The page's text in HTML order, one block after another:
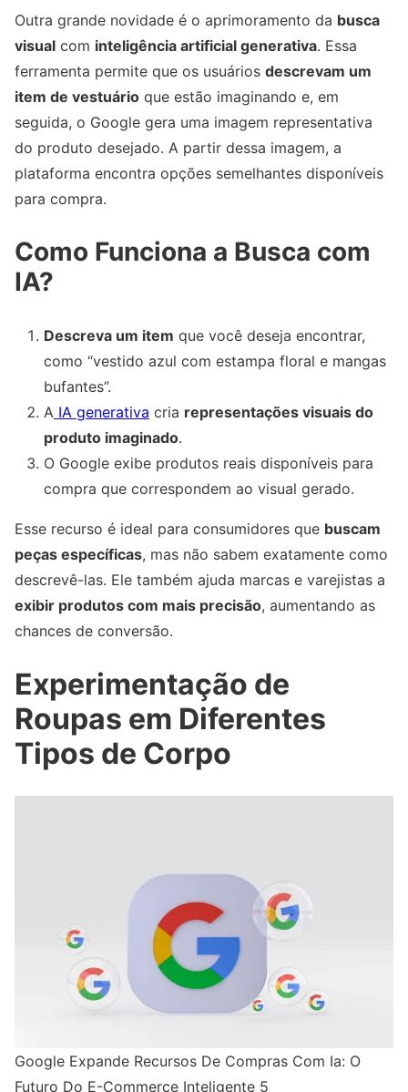
Outra grande novidade é o aprimoramento da busca
visual com inteligência artificial generativa. Essa
ferramenta permite que os usuários descrevam um
item de vestuário que estão imaginando e, em
seguida, o Google gera uma imagem representativa
do produto desejado. A partir dessa imagem, a
plataforma encontra opções semelhantes disponíveis
para compra.
Como Funciona a Busca com
IA?
Descreva um item que você deseja encontrar,
como “vestido azul com estampa floral e mangas
bufantes”.
A IA generativa cria representações visuais do
produto imaginado.
O Google exibe produtos reais disponíveis para
compra que correspondem ao visual gerado.
Esse recurso é ideal para consumidores que buscam
peças específicas, mas não sabem exatamente como
descrevê-las. Ele também ajuda marcas e varejistas a
exibir produtos com mais precisão, aumentando as
chances de conversão.
Experimentação de
Roupas em Diferentes
Tipos de Corpo
Google Expande Recursos De Compras Com Ia: O
Futuro Do E-Commerce Inteligente 5